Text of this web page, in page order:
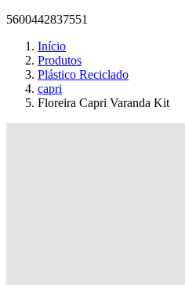
5600442837551
Início
Produtos
Plástico Reciclado
capri
Floreira Capri Varanda Kit